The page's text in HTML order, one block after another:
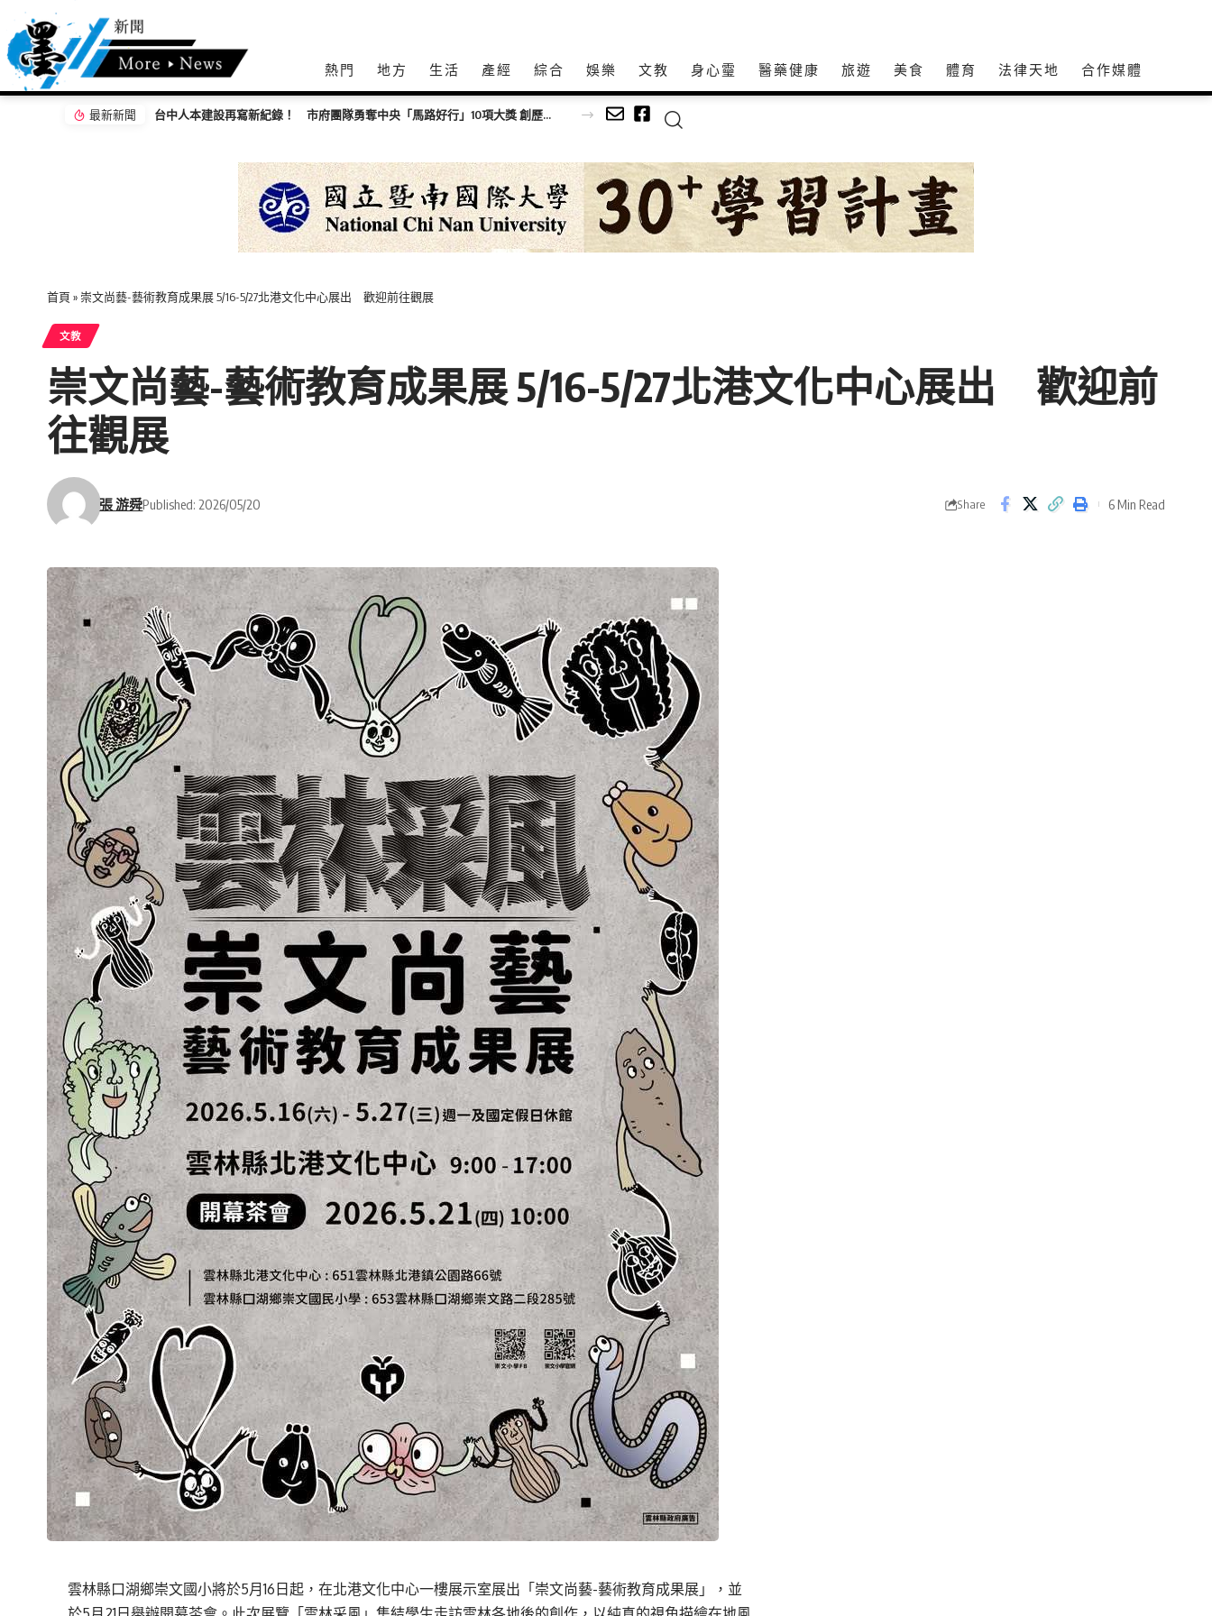
熱門 地方 生活 產經 綜合 娛樂 文教 身心𩆜 醫藥健康 旅遊 美食 體育 法律天地 合作媒體
最新新聞
台中人本建設再寫新紀錄！ 市府團隊勇奪中央「馬路好行」10項大獎 創歷屆最佳成績 守護鄉親辛苦錢！警親赴農會推廣防詐機制
首頁 » 崇文尚藝-藝術教育成果展 5/16-5/27北港文化中心展出 歡迎前往觀展
文教
崇文尚藝-藝術教育成果展 5/16-5/27北港文化中心展出 歡迎前
往觀展
張 游舜Published: 2026/05/20 Share 6 Min Read
雲林縣口湖鄉崇文國小將於5月16日起，在北港文化中心一樓展示室展出「崇文尚藝-藝術教育成果展」，並